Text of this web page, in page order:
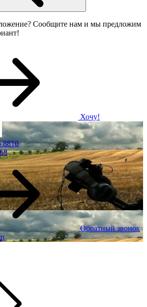
Сообщите нам и мы предложим
Хочу!
8810
Обратный звонок